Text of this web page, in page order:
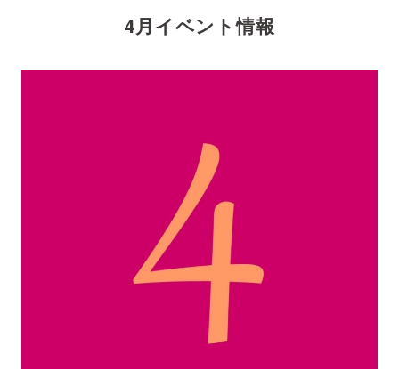
検索
閉じる
Food boutique floor
Fashion & Life style floor
ファッション＆ライフスタイルフロア
営業時間 10:00 ~ 20:00
Service & Beauty & Restaurant
4月イベント情報